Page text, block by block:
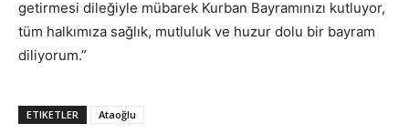
getirmesi dileğiyle mübarek Kurban Bayramınızı kutluyor,
tüm halkımıza sağlık, mutluluk ve huzur dolu bir bayram
diliyorum.”
ETIKETLER Ataoğlu